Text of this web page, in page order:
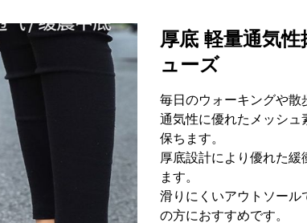
厚底 軽量通気
ューズ
毎日のウォーキングや散
通気性に優れたメッシュ
保ちます。
厚底設計により優れた
ます。
滑りにくいアウトソール
の方におすすめです。